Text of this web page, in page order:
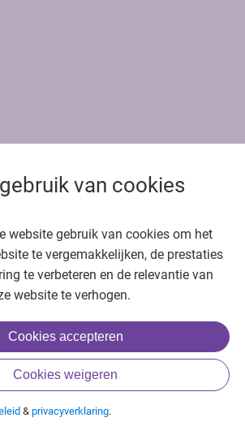
van cookies
website gebruik van cookies om het
te vergemakkelijken, de prestaties
te verbeteren en de relevantie van
website te verhogen.
Cookies accepteren
Cookies weigeren
& privacyverklaring.
het bezoeken van Oncologie.nu
in 30 seconden of log in om verder te gaan
of
met BIG & achternaam
Inloggen met een account
Jaap. Alle rechten voorbehouden.